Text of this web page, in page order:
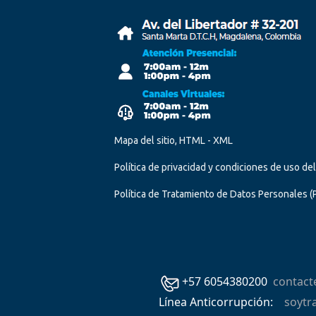
Mapa del sitio, HTML - XML
Política de privacidad y condiciones de uso
Política de Tratamiento de Datos Personales
+57 6054380200
Línea Anticorrupción: